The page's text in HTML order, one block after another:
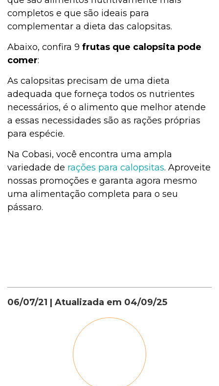
completos e que são ideais para
complementar a dieta das calopsitas.
Abaixo, confira 9 frutas que calopsita pode
comer:
As calopsitas precisam de uma dieta
adequada que forneça todos os nutrientes
necessários, é o alimento que melhor atende
a essas necessidades são as rações próprias
para espécie.
Na Cobasi, você encontra uma ampla
variedade de rações para calopsitas. Aproveite
nossas promoções e garanta agora mesmo
uma alimentação completa para o seu
pássaro.
06/07/21 | Atualizada em 04/09/25